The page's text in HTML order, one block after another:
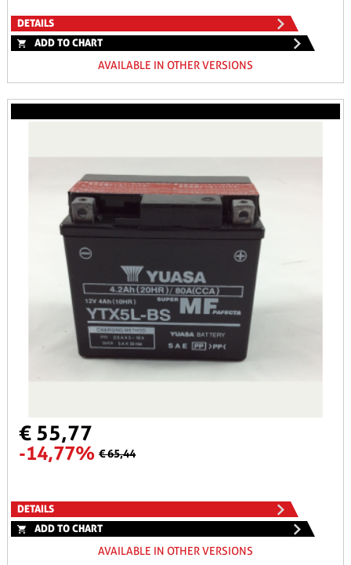
DETAILS
ADD TO CHART
AVAILABLE IN OTHER VERSIONS
€ 55,77
-14,77% € 65,44
DETAILS
ADD TO CHART
AVAILABLE IN OTHER VERSIONS